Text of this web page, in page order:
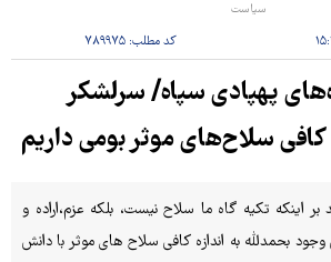
سیاست
کد مطلب:۷۸۹۹۷۵
پهپادی سپاه/ سرلشکر
کافی سلاح‌های موثر بومی داریم
بر اینکه تکیه گاه ما سلاح نیست، بلکه عزم،اراده و
بحمدلله به اندازه کافی سلاح های موثر با دانش